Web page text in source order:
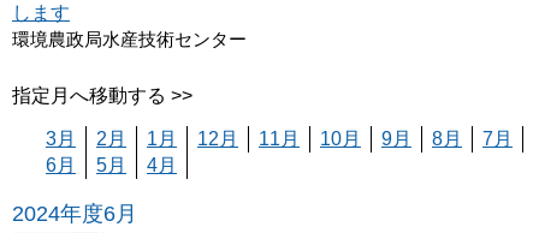
します
環境農政局水産技術センター
指定月へ移動する >>
3月 2月 1月 12月 11月 10月 9月 8月
7月
6月
5月 4月
2024年度6月